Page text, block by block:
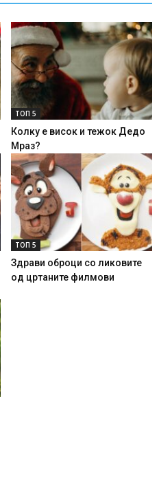
ТОП 5
Колку е висок и тежок Дедо
Мраз?
ТОП 5
Здрави оброци со ликовите
од цртаните филмови